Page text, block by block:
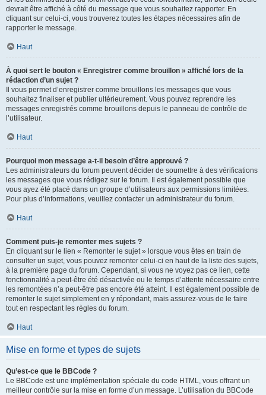
devrait être affiché à côté du message que vous souhaitez rapporter. En
cliquant sur celui-ci, vous trouverez toutes les étapes nécessaires afin de
rapporter le message.
Haut
À quoi sert le bouton « Enregistrer comme brouillon » affiché lors de la
rédaction d’un sujet ?
Il vous permet d’enregistrer comme brouillons les messages que vous
souhaitez finaliser et publier ultérieurement. Vous pouvez reprendre les
messages enregistrés comme brouillons depuis le panneau de contrôle de
l’utilisateur.
Haut
Pourquoi mon message a-t-il besoin d’être approuvé ?
Les administrateurs du forum peuvent décider de soumettre à des vérifications
les messages que vous rédigez sur le forum. Il est également possible que
vous ayez été placé dans un groupe d’utilisateurs aux permissions limitées.
Pour plus d’informations, veuillez contacter un administrateur du forum.
Haut
Comment puis-je remonter mes sujets ?
En cliquant sur le lien « Remonter le sujet » lorsque vous êtes en train de
consulter un sujet, vous pouvez remonter celui-ci en haut de la liste des sujets,
à la première page du forum. Cependant, si vous ne voyez pas ce lien, cette
fonctionnalité a peut-être été désactivée ou le temps d’attente nécessaire entre
les remontées n’a peut-être pas encore été atteint. Il est également possible de
remonter le sujet simplement en y répondant, mais assurez-vous de le faire
tout en respectant les règles du forum.
Haut
Mise en forme et types de sujets
Qu’est-ce que le BBCode ?
Le BBCode est une implémentation spéciale du code HTML, vous offrant un
meilleur contrôle sur la mise en forme d’un message. L’utilisation du BBCode